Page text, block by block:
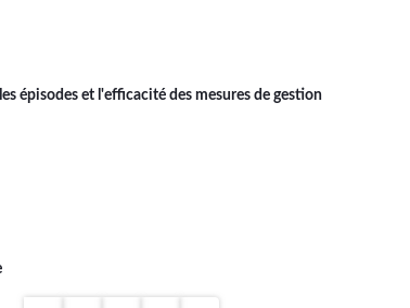
épisodes et l'efficacité des mesures de gestion